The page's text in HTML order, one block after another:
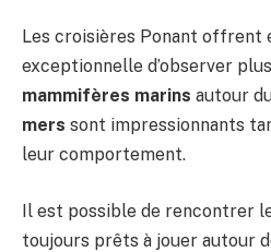
Les croisières Ponant offrent
exceptionnelle d’observer
mammifères marins autour
mers sont impressionnants
leur comportement.
Il est possible de rencontrer
toujours prêts à jouer autour